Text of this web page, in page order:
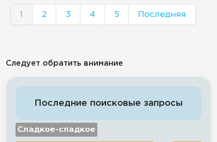
1 2 3 4 5 Последняя
Следует обратить внимание
Последние поисковые запросы
Сладкое-сладкое